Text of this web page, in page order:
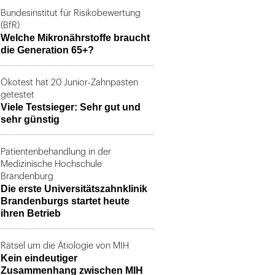
Bundesinstitut für Risikobewertung
(BfR)
Welche Mikronährstoffe braucht
die Generation 65+?
Ökotest hat 20 Junior-Zahnpasten
getestet
Viele Testsieger: Sehr gut und
sehr günstig
Patientenbehandlung in der
Medizinische Hochschule
Brandenburg
Die erste Universitätszahnklinik
Brandenburgs startet heute
ihren Betrieb
Rätsel um die Ätiologie von MIH
Kein eindeutiger
Zusammenhang zwischen MIH